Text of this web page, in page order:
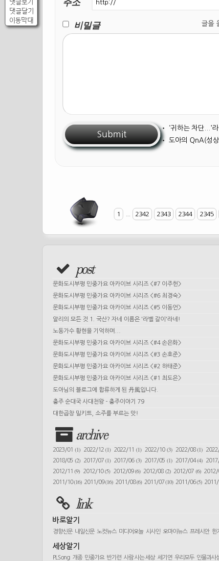
댓글보기
댓글달기
이동막대
비밀글
글을
• '귀하는 차단...'
• 도아의 QnA(성
1 2342 2343 2344 2345
post
문화도시부평 민중가요 아카이브 시리즈 <#7 이주헌>
문화도시부평 민중가요 아카이브 시리즈 <#6 최경숙>
문화도시부평 민중가요 아카이브 시리즈 <#5 이동언>
알리의 모든 것 1. 국산? 자네 이름은 '라벨 갈이'라네!
노동가수 황현을 기억하며...
문화도시부평 민중가요 아카이브 시리즈 <#4 손은화>
문화도시부평 민중가요 아카이브 시리즈 <#3 손호준>
문화도시부평 민중가요 아카이브 시리즈 <#2 하태준>
문화도시부평 민중가요 아카이브 시리즈 <#1 최도은>
도아님의 블로그에 합류하게 된 丹風입니다.
충주 순대국 사대천왕 - 충주이야기 79
대한곱창 밀키트, 소주를 부르는 맛!
archive
2023/01 (1) 2022/12(1) 2022/11(1) 2022/10 (3) 2022/08(1)
2018/05 (2) 2017/07(1) 2017/06(3) 2017/05 (1) 2017/04(4)
2012/11(9) 2012/10(5) 2012/09(6) 2012/08 (2) 2012/07 (6)
2011/10(16) 2011/09(16) 2011/08(6) 2011/07(10) 2011/06(5)
link
바로알기
경향신문 내일신문 노컷뉴스 미디어오늘 시사인 오마이뉴스 프레시안 한
세상알기
PLSong 개종 민중가요 반기련 사람 사는 세상 세기연 우리모두 인물과사